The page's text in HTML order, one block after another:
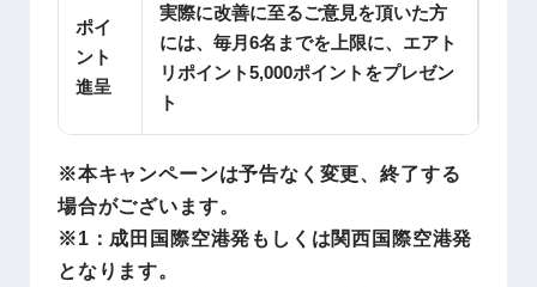
ポイ
ント
進呈
実際に改善に至るご意見を頂いた方
には、毎月6名までを上限に、エアト
リポイント5,000ポイントをプレゼン
ト
※本キャンペーンは予告なく変更、終了する
場合がございます。
※1：成田国際空港発もしくは関西国際空港発
となります。